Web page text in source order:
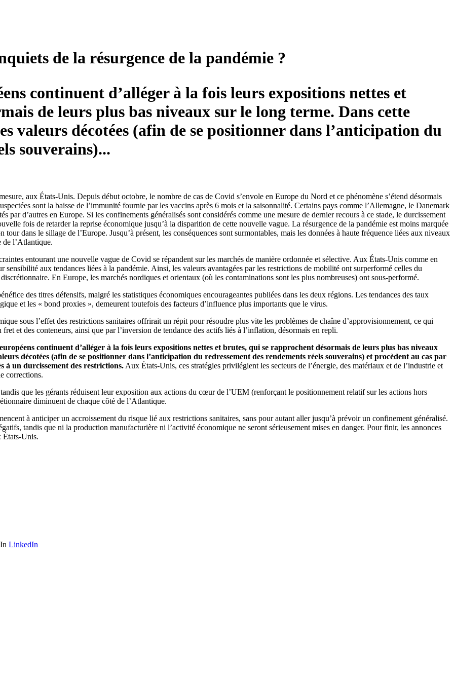
de la résurgence de la pandémie ?
continuent d’alléger à la fois leurs expositions nettes et
de leurs plus bas niveaux sur le long terme. Dans cette
valeurs décotées (afin de se positionner dans l’anticipation du
souverains)...
aux États-Unis. Depuis début octobre, le nombre de cas de Covid s’envole en Europe du Nord et ce phénomène s’étend désormais
sont la baisse de l’immunité fournie par les vaccins après 6 mois et la saisonnalité. Certains pays comme l’Allemagne, le Danemark
d’autres en Europe. Si les confinements généralisés sont considérés comme une mesure de dernier recours à ce stade, le durcissement
fois de retarder la reprise économique jusqu’à la disparition de cette nouvelle vague. La résurgence de la pandémie est moins marquée
dans le sillage de l’Europe. Jusqu’à présent, les conséquences sont surmontables, mais les données à haute fréquence liées aux niveaux
de l’Atlantique.
entourant une nouvelle vague de Covid se répandent sur les marchés de manière ordonnée et sélective. Aux États-Unis comme en
aux tendances liées à la pandémie. Ainsi, les valeurs avantagées par les restrictions de mobilité ont surperformé celles du
En Europe, les marchés nordiques et orientaux (où les contaminations sont les plus nombreuses) ont sous-performé.
des titres défensifs, malgré les statistiques économiques encourageantes publiées dans les deux régions. Les tendances des taux
et les « bond proxies », demeurent toutefois des facteurs d’influence plus importants que le virus.
sous l’effet des restrictions sanitaires offrirait un répit pour résoudre plus vite les problèmes de chaîne d’approvisionnement, ce qui
et des conteneurs, ainsi que par l’inversion de tendance des actifs liés à l’inflation, désormais en repli.
continuent d’alléger à la fois leurs expositions nettes et brutes, qui se rapprochent désormais de leurs plus bas niveaux
décotées (afin de se positionner dans l’anticipation du redressement des rendements réels souverains) et procèdent au cas par
à un durcissement des restrictions.Aux États-Unis, ces stratégies privilégient les secteurs de l’énergie, des matériaux et de l’industrie et
corrections.
que les gérants réduisent leur exposition aux actions du cœur de l’UEM (renforçant le positionnement relatif sur les actions hors
diminuent de chaque côté de l’Atlantique.
à anticiper un accroissement du risque lié aux restrictions sanitaires, sans pour autant aller jusqu’à prévoir un confinement généralisé.
tandis que ni la production manufacturière ni l’activité économique ne seront sérieusement mises en danger. Pour finir, les annonces
États-Unis.
LinkedIn